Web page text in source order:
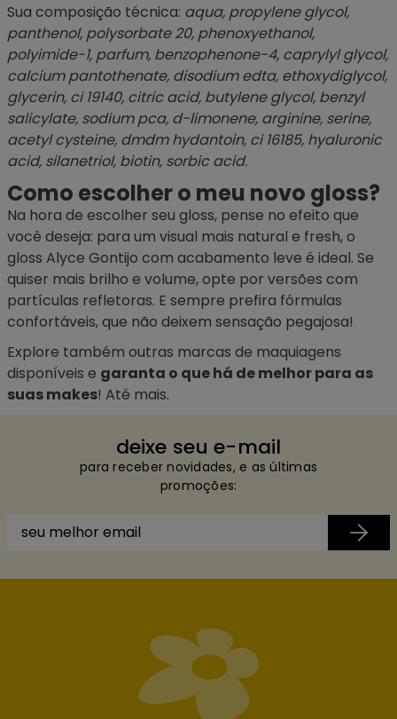
Sua composição técnica: aqua, propylene glycol,
panthenol, polysorbate 20, phenoxyethanol,
polyimide-1, parfum, benzophenone-4, caprylyl glycol,
calcium pantothenate, disodium edta, ethoxydiglycol,
glycerin, ci 19140, citric acid, butylene glycol, benzyl
salicylate, sodium pca, d-limonene, arginine, serine,
acetyl cysteine, dmdm hydantoin, ci 16185, hyaluronic
acid, silanetriol, biotin, sorbic acid.
Como escolher o meu novo gloss?
Na hora de escolher seu gloss, pense no efeito que
você deseja: para um visual mais natural e fresh, o
gloss Alyce Gontijo com acabamento leve é ideal. Se
quiser mais brilho e volume, opte por versões com
partículas refletoras. E sempre prefira fórmulas
confortáveis, que não deixem sensação pegajosa!
Explore também outras marcas de maquiagens
disponíveis e garanta o que há de melhor para as
suas makes! Até mais.
deixe seu e-mail
para receber novidades, e as últimas
promoções: